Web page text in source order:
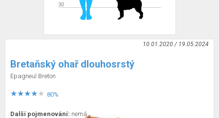
10.01.2020 / 19.05.2024
Bretaňský ohař dlouhosrstý
Epagneul Breton
80%
Další pojmenování: nemá